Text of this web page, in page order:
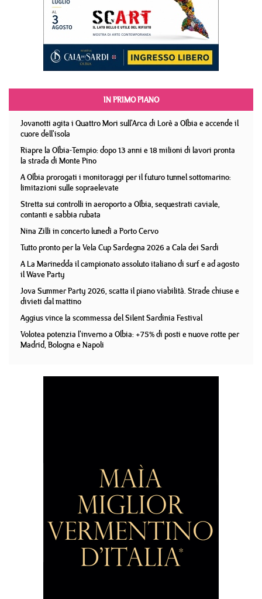
IN PRIMO PIANO
Jovanotti agita i Quattro Mori sull'Arca di Lorè a Olbia e accende il
cuore dell'isola
Riapre la Olbia-Tempio: dopo 13 anni e 18 milioni di lavori pronta
la strada di Monte Pino
A Olbia prorogati i monitoraggi per il futuro tunnel sottomarino:
limitazioni sulle sopraelevate
Stretta sui controlli in aeroporto a Olbia, sequestrati caviale,
contanti e sabbia rubata
Nina Zilli in concerto lunedì a Porto Cervo
Tutto pronto per la Vela Cup Sardegna 2026 a Cala dei Sardi
A La Marinedda il campionato assoluto italiano di surf e ad agosto
il Wave Party
Jova Summer Party 2026, scatta il piano viabilità. Strade chiuse e
divieti dal mattino
Aggius vince la scommessa del Silent Sardinia Festival
Volotea potenzia l'inverno a Olbia: +75% di posti e nuove rotte per
Madrid, Bologna e Napoli